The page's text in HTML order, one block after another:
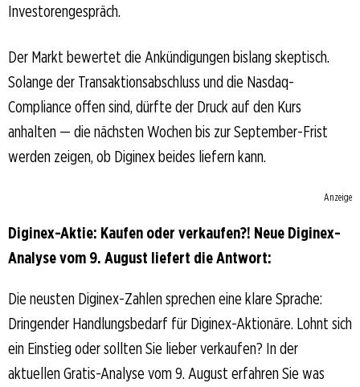
Investorengespräch.
Der Markt bewertet die Ankündigungen bislang skeptisch.
Solange der Transaktionsabschluss und die Nasdaq-
Compliance offen sind, dürfte der Druck auf den Kurs
anhalten — die nächsten Wochen bis zur September-Frist
werden zeigen, ob Diginex beides liefern kann.
Anzeige
Diginex-Aktie: Kaufen oder verkaufen?! Neue Diginex-
Analyse vom 9. August liefert die Antwort:
Die neusten Diginex-Zahlen sprechen eine klare Sprache:
Dringender Handlungsbedarf für Diginex-Aktionäre. Lohnt sich
ein Einstieg oder sollten Sie lieber verkaufen? In der
aktuellen Gratis-Analyse vom 9. August erfahren Sie was